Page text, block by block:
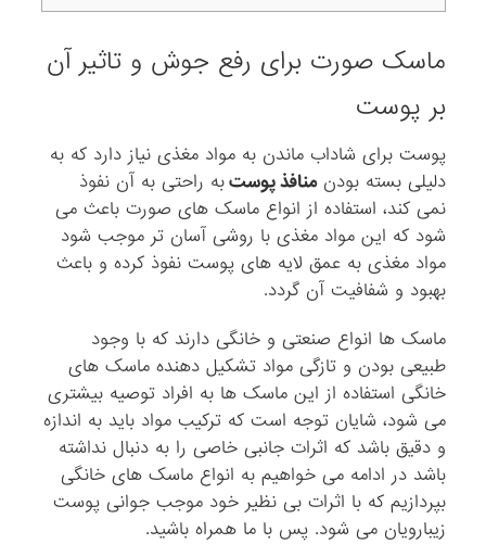
ماسک صورت برای رفع جوش و تاثیر آن
بر پوست
پوست برای شاداب ماندن به مواد مغذی نیاز دارد که به
دلیلی بسته بودنمنافذ پوستبه راحتی به آن نفوذ
نمی کند، استفاده از انواع ماسک های صورت باعث می
شود که این مواد مغذی با روشی آسان تر موجب شود
مواد مغذی به عمق لایه های پوست نفوذ کرده و باعث
بهبود و شفافیت آن گردد.
ماسک ها انواع صنعتی و خانگی دارند که با وجود
طبیعی بودن و تازگی مواد تشکیل دهنده ماسک های
خانگی استفاده از این ماسک ها به افراد توصیه بیشتری
می شود، شایان توجه است که ترکیب مواد باید به اندازه
و دقیق باشد که اثرات جانبی خاصی را به دنبال نداشته
باشد در ادامه می خواهیم به انواع ماسک های خانگی
بپردازیم که با اثرات بی نظیر خود موجب جوانی پوست
زیبارویان می شود. پس با ما همراه باشید.